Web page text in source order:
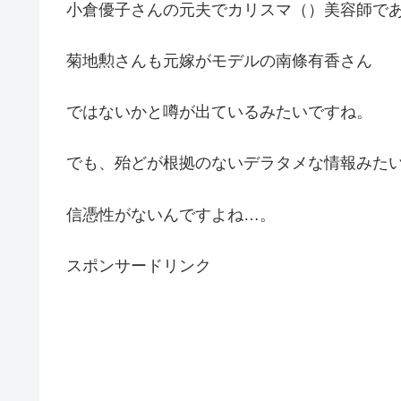
小倉優子さんの元夫でカリスマ（）美容師で
菊地勲さんも元嫁がモデルの南條有香さん
ではないかと噂が出ているみたいですね。
でも、殆どが根拠のないデラタメな情報みた
信憑性がないんですよね…。
スポンサードリンク